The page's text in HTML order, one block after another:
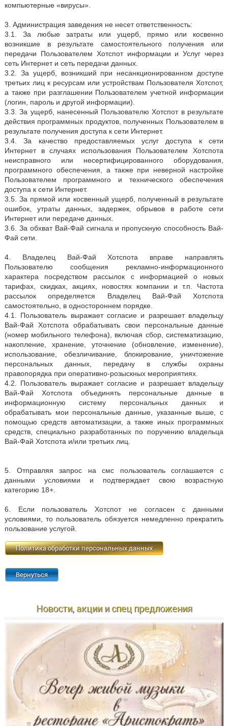
компьютерные «вирусы».
3. Администрация заведения не несет ответственность:
3.1. За любые затраты или ущерб, прямо или косвенно
возникшие в результате самостоятельного получения или
передачи Пользователем Хотспот информации и Услуг через
сеть Интернет и сеть передачи данных.
3.2. За ущерб, возникший при несанкционированном доступе
третьих лиц к ресурсам или устройствам Пользователя Хотспот,
а также при разглашении Пользователем учетной информации
(логин, пароль и другой информации).
3.3. За ущерб, нанесенный Пользователю Хотспот в результате
действия программных продуктов, полученных Пользователем в
результате получения доступа к сети Интернет.
3.4. За качество предоставляемых услуг доступа к сети
Интернет в случаях использования Пользователем Хотспота
неисправного или несертифицированного оборудования,
программного обеспечения, а также при неверной настройке
Пользователем программного и технического обеспечения
доступа к сети Интернет.
3.5. За прямой или косвенный ущерб, полученный в результате
ошибок, утраты данных, задержек, обрывов в работе сети
Интернет или передаче данных.
3.6. За обхват Вай-Фай сигнала и пропускную способность Вай-
Фай сети.
4. Владелец Вай-Фай Хотспота вправе направлять
Пользователю сообщения рекламно-информационного
характера посредством рассылок с информацией о новых
тарифах, скидках, акциях, новостях компании и т.п. Частота
рассылок определяется Владелец Вай-Фай Хотспота
самостоятельно, в одностороннем порядке.
4.1. Пользователь выражает согласие и разрешает владельцу
Вай-Фай Хотспота обрабатывать свои персональные данные
(номер мобильного телефона), включая сбор, систематизацию,
накопление, хранение, уточнение (обновление, изменение),
использование, обезличивание, блокирование, уничтожение
персональных данных, передачу в службы охраны
правопорядка при оперативно-розыскных мероприятиях.
4.2. Пользователь выражает согласие и разрешает владельцу
Вай-Фай Хотспота объединять персональные данные в
информационную систему персональных данных и
обрабатывать мои персональные данные, указанные выше, с
помощью средств автоматизации, а также иных программных
средств, специально разработанных по поручению владельца
Вай-Фай Хотспота и/или третьих лиц.
5. Отправляя запрос на смс пользователь соглашается с
данными условиями и подтверждает свою возрастную
категорию 18+.
6. Если пользователь Хотспот не согласен с данными
условиями, то пользователь обязуется немедленно прекратить
пользование услугой.
Политика обработки персональных данных
Вернуться
Новости, акции и спец предложения